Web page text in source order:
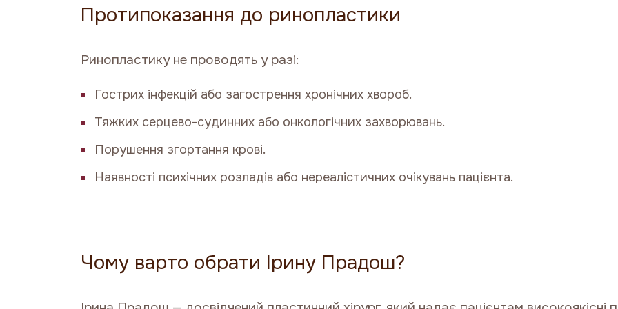
Протипоказання до ринопластики
Ринопластику не проводять у разі:
Гострих інфекцій або загострення хронічних хвороб.
Тяжких серцево-судинних або онкологічних захворювань.
Порушення згортання крові.
Наявності психічних розладів або нереалістичних очікувань пацієнта.
Чому варто обрати Ірину Прадош?